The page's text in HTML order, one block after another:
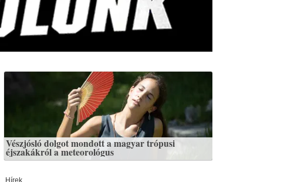
Vészjósló dolgot mondott a magyar trópusi
éjszakákról a meteorológus
Hírek